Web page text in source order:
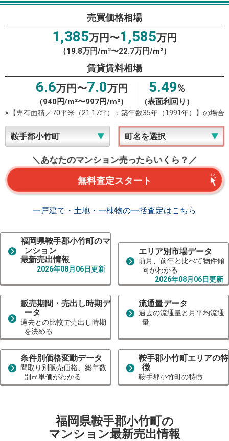
売買価格相場
1,385万円〜1,585万円
（19.8万円/m²〜22.7万円/m²）
賃貸賃料相場
6.6万円〜7.0万円
（940円/m²〜997円/m²）
5.49%
（表面利回り）
※【専有面積／70平米（21.17坪）：築年数35年（1991年）】の場合
＼あなたのマンション売ったらいくら？／
無料査定スタート
一戸建て・土地・一棟物の一括査定はこちら
福岡県鞍手郡小竹町のマ
ンション
最新売出情報
2026年08月06日更新
エリア別市場データ
前月、前年と比べて物件傾
向がわかる
2026年08月06日更新
販売期間・売出し時期デ
ータ
過去との比較で売出し時期
を決める
流通量データ
過去の流通量と月平均流通
量
条件別価格変動データ
間取り別販売価格、築年数
別㎡単価がわかる
鞍手郡小竹町エリアの特
徴
鞍手郡小竹町の特徴
福岡県鞍手郡小竹町の
マンション最新売出情報